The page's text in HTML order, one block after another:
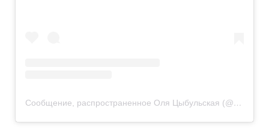
Сообщение, распространенное Оля Цыбульская (@cybulskaya)